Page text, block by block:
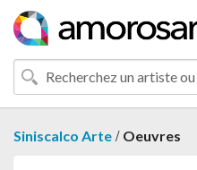
Siniscalco Arte / Oeuvres